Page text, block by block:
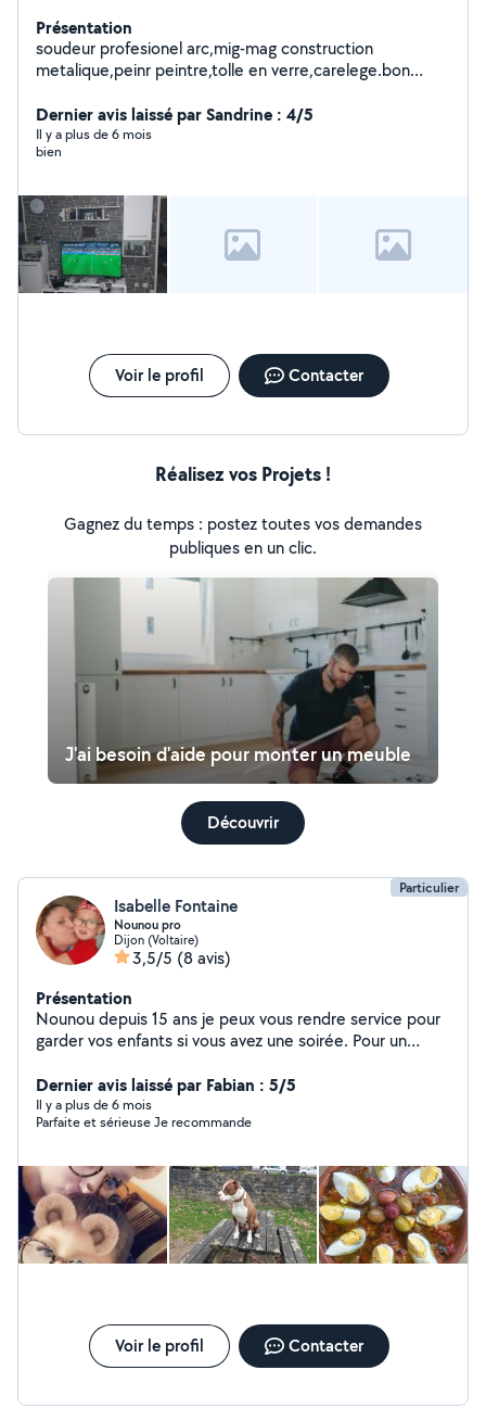
Présentation
soudeur profesionel arc,mig-mag construction
metalique,peinr peintre,tolle en verre,carelege.bon
Dernier avis laissé par Sandrine : 4/5
Il y a plus de 6 mois
bien
Voir le profil Contacter
Réalisez vos Projets !
Gagnez du temps : postez toutes vos demandes
publiques en un clic.
J'ai besoin d'aide pour monter un meuble
Découvrir
Particulier
Isabelle Fontaine
Nounou pro
Dijon (Voltaire)
3,5/5 (8 avis)
Présentation
Nounou depuis 15 ans je peux vous rendre service pour
garder vos enfants si vous avez une soirée. Pour un
également faire votre ménage. Repassage .etc..je
cuisine également très bien .couscous tunisien lasagne
etc...alors hesitez pas je suis la .a bientôt
Dernier avis laissé par Fabian : 5/5
Il y a plus de 6 mois
Parfaite et sérieuse Je recommande
Voir le profil Contacter